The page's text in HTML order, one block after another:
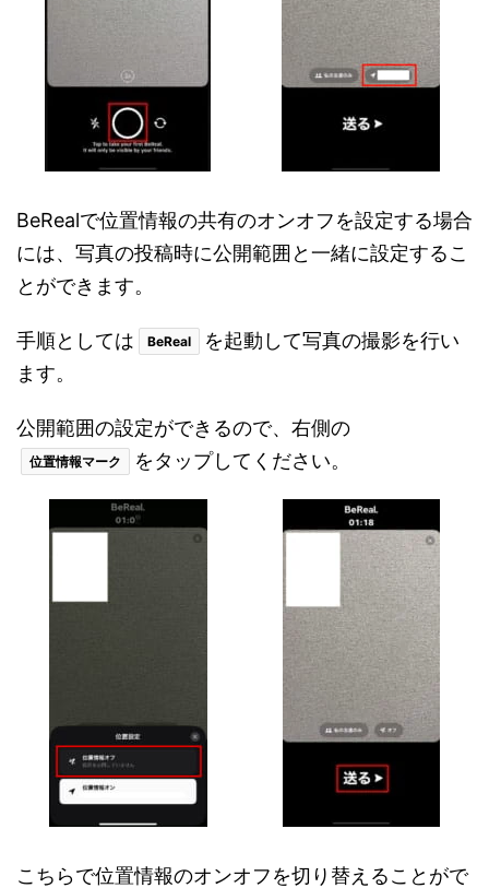
BeRealで位置情報の共有のオンオフを設定する場合
には、写真の投稿時に公開範囲と一緒に設定するこ
とができます。
手順としては BeReal
を起動して写真の撮影を行い
ます。
公開範囲の設定ができるので、右側の
位置情報マーク をタップしてください。
こちらで位置情報のオンオフを切り替えることがで